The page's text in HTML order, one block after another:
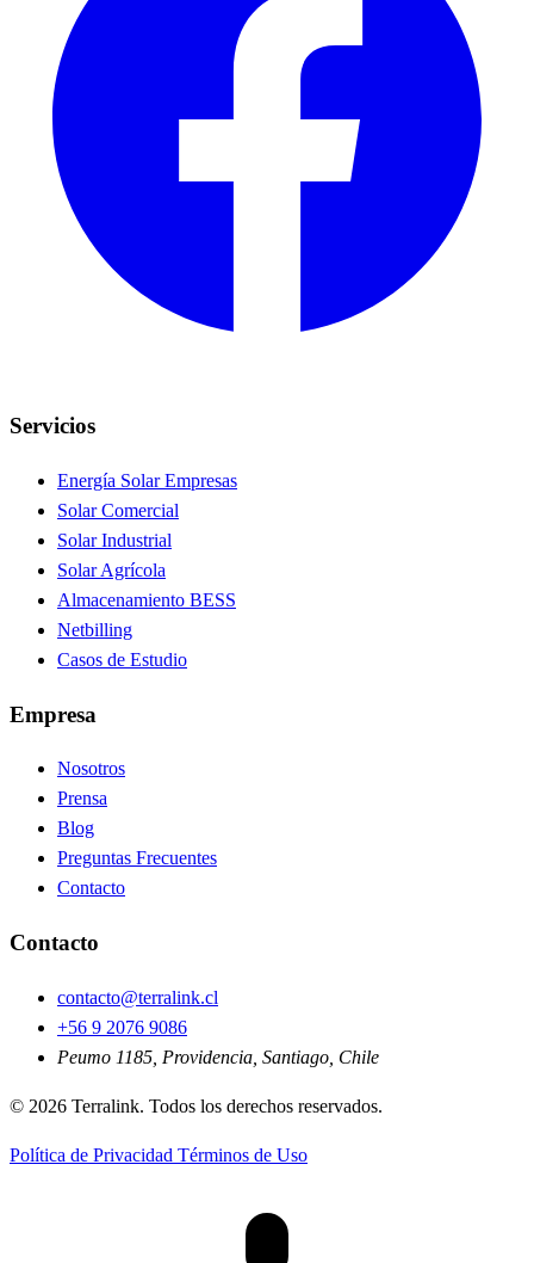
Servicios
Energía Solar Empresas
Solar Comercial
Solar Industrial
Solar Agrícola
Almacenamiento BESS
Netbilling
Casos de Estudio
Empresa
Nosotros
Prensa
Blog
Preguntas Frecuentes
Contacto
Contacto
contacto@terralink.cl
+56 9 2076 9086
Peumo 1185, Providencia, Santiago, Chile
© 2026 Terralink. Todos los derechos reservados.
Política de Privacidad Términos de Uso